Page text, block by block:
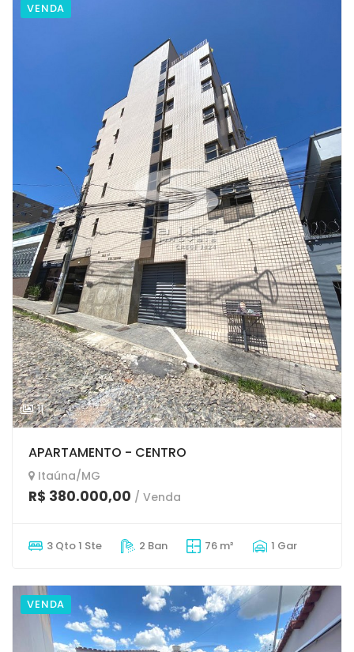
VENDA
11
APARTAMENTO - CENTRO
Itaúna/MG
R$ 380.000,00 / Venda
3 Qto 1 Ste 2 Ban 76 m² 1 Gar
VENDA